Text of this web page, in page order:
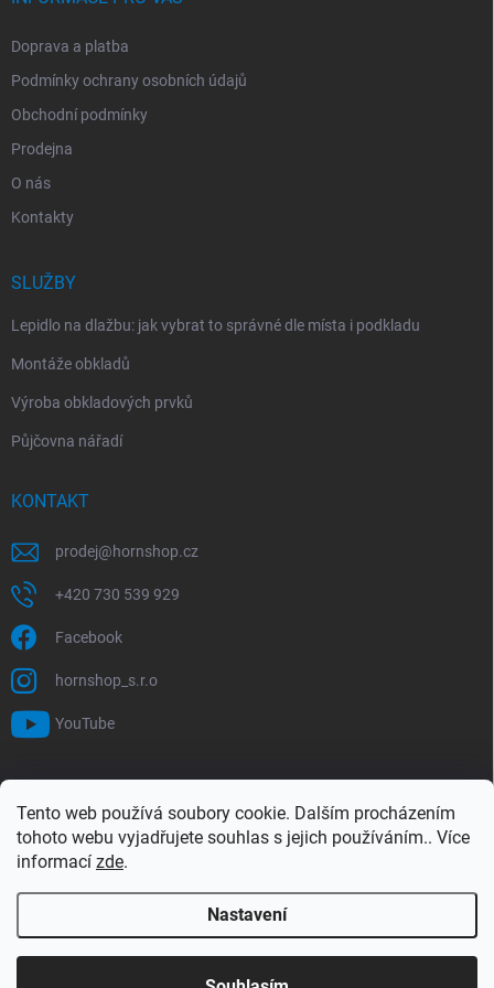
Tento web používá soubory cookie. Dalším procházením
tohoto webu vyjadřujete souhlas s jejich používáním.. Více
informací zde.
Nastavení
Doprava a platba
Podmínky ochrany osobních údajů
Obchodní podmínky
Prodejna
O nás
Kontakty
SLUŽBY
Lepidlo na dlažbu: jak vybrat to správné dle místa i podkladu
Montáže obkladů
Výroba obkladových prvků
Půjčovna nářadí
KONTAKT
prodej@hornshop.cz
+420 730 539 929
Facebook
hornshop_s.r.o
YouTube
Hledat
Copyright 2026Hornshop. Všechna práva vyhrazena.Upravit nastavení
cookies